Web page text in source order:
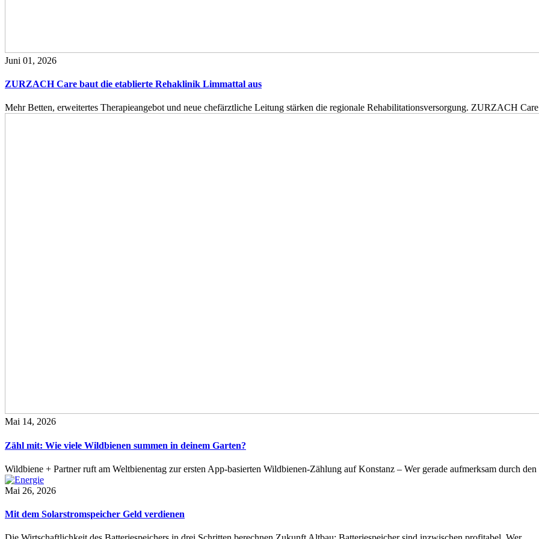
Juni 01, 2026
ZURZACH Care baut die etablierte Rehaklinik Limmattal aus
Mehr Betten, erweitertes Therapieangebot und neue chefärztliche Leitung stärken die regionale Rehabilitationsversorgung. ZURZACH
Mai 14, 2026
Zähl mit: Wie viele Wildbienen summen in deinem Garten?
Wildbiene + Partner ruft am Weltbienentag zur ersten App-basierten Wildbienen-Zählung auf Konstanz – Wer gerade aufmerksam durch
Mai 26, 2026
Mit dem Solarstromspeicher Geld verdienen